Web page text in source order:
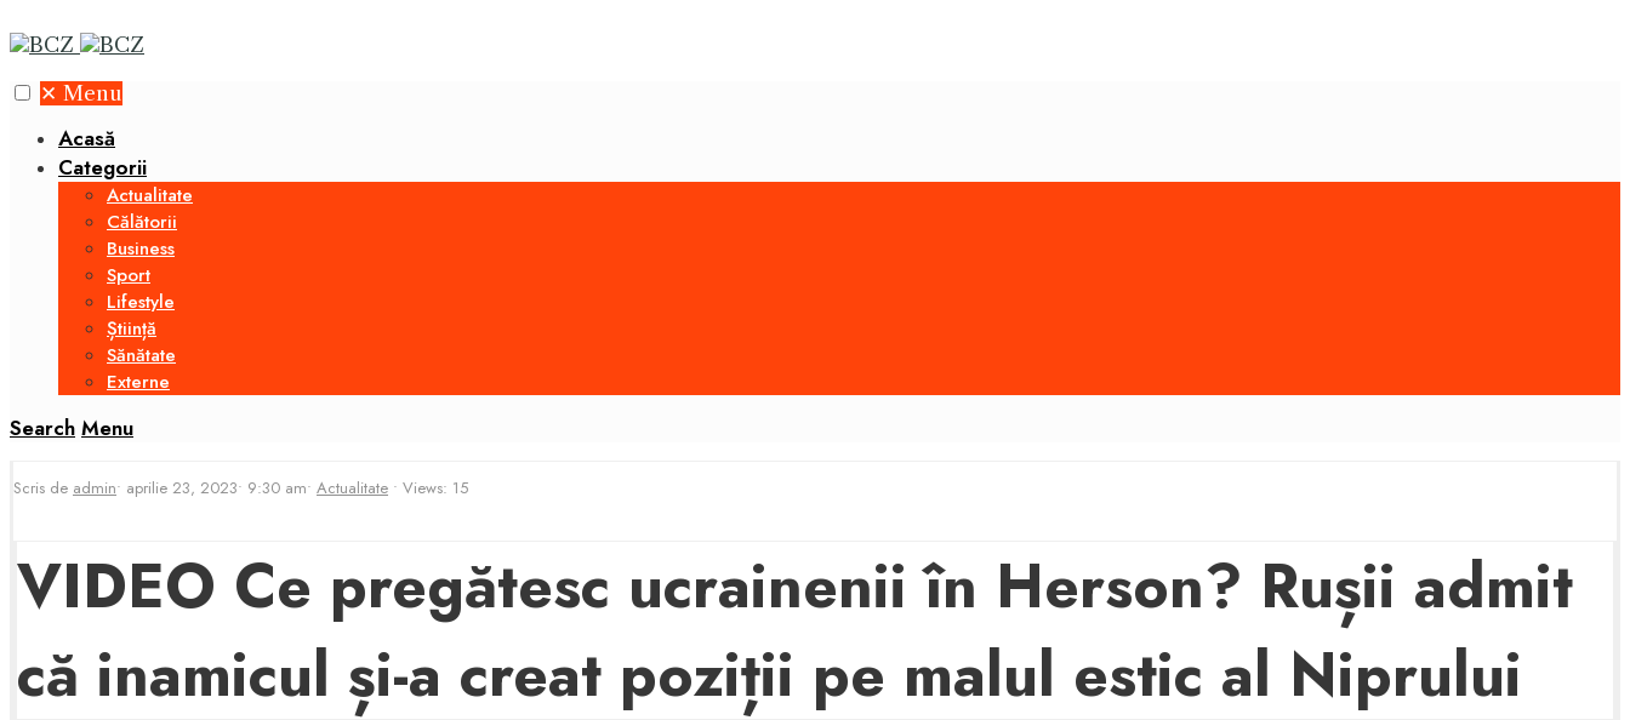
✕ Menu
Acasă
Categorii
Actualitate
Călătorii
Business
Sport
Lifestyle
Știință
Sănătate
Externe
Search Menu
Scris de admin• aprilie 23, 2023• 9:30 am• Actualitate • Views: 15
VIDEO Ce pregătesc ucrainenii în Herson? Rușii admit
că inamicul și-a creat poziții pe malul estic al Niprului